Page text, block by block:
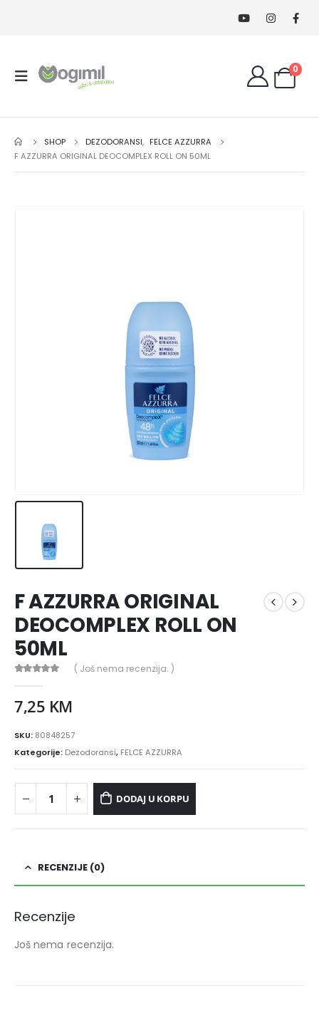
0
SHOP DEZODORANSI, FELCE AZZURRA
F AZZURRA ORIGINAL DEOCOMPLEX ROLL ON 50ML
F AZZURRA ORIGINAL
DEOCOMPLEX ROLL ON
50ML
( Još nema recenzija. )
7,25 KM
SKU: 80848257
Kategorije: Dezodoransi, FELCE AZZURRA
DODAJ U KORPU
RECENZIJE (0)
Recenzije
Još nema recenzija.